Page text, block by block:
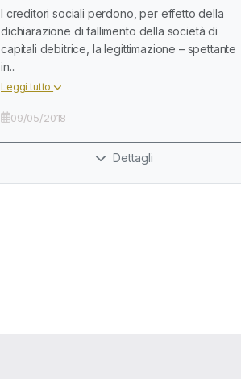
I creditori sociali perdono, per effetto della
dichiarazione di fallimento della società di
capitali debitrice, la legittimazione – spettante
in...
Leggi tutto
09/05/2018
Dettagli